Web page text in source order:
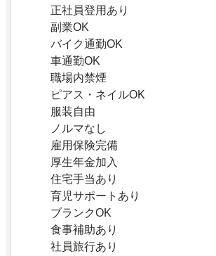
正社員登用あり
副業OK
バイク通勤OK
車通勤OK
職場内禁煙
ピアス・ネイルOK
服装自由
ノルマなし
雇用保険完備
厚生年金加入
住宅手当あり
育児サポートあり
ブランクOK
食事補助あり
社員旅行あり